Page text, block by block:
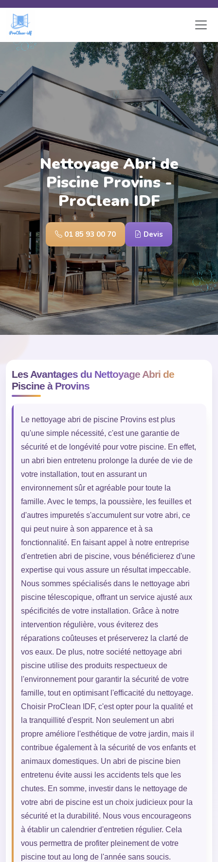
Skip to main content
Nettoyage Abri de
Piscine Provins -
ProClean IDF
01 85 93 00 70 Devis
Les Avantages du Nettoyage Abri de
Piscine à Provins
Le nettoyage abri de piscine Provins est plus
qu'une simple nécessité, c'est une garantie de
sécurité et de longévité pour votre piscine. En effet,
un abri bien entretenu prolonge la durée de vie de
votre installation, tout en assurant un
environnement sûr et agréable pour toute la
famille. Avec le temps, la poussière, les feuilles et
d'autres impuretés s'accumulent sur votre abri, ce
qui peut nuire à son apparence et à sa
fonctionnalité. En faisant appel à notre entreprise
d'entretien abri de piscine, vous bénéficierez d'une
expertise qui vous assure un résultat impeccable.
Nous sommes spécialisés dans le nettoyage abri
piscine télescopique, offrant un service ajusté aux
spécificités de votre installation. Grâce à notre
intervention régulière, vous éviterez des
réparations coûteuses et préserverez la clarté de
vos eaux. De plus, notre société nettoyage abri
piscine utilise des produits respectueux de
l'environnement pour garantir la sécurité de votre
famille, tout en optimisant l'efficacité du nettoyage.
Choisir ProClean IDF, c'est opter pour la qualité et
la tranquillité d'esprit. Non seulement un abri
propre améliore l'esthétique de votre jardin, mais il
contribue également à la sécurité de vos enfants et
animaux domestiques. Un abri de piscine bien
entretenu évite aussi les accidents tels que les
chutes. En somme, investir dans le nettoyage de
votre abri de piscine est un choix judicieux pour la
sécurité et la durabilité. Nous vous encourageons
à établir un calendrier d'entretien régulier. Cela
vous permettra de profiter pleinement de votre
piscine tout au long de l'année sans soucis.